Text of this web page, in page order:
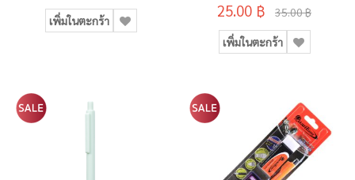
เพิ่มในตะกร้า
25.00 ฿ 35.00 ฿
เพิ่มในตะกร้า